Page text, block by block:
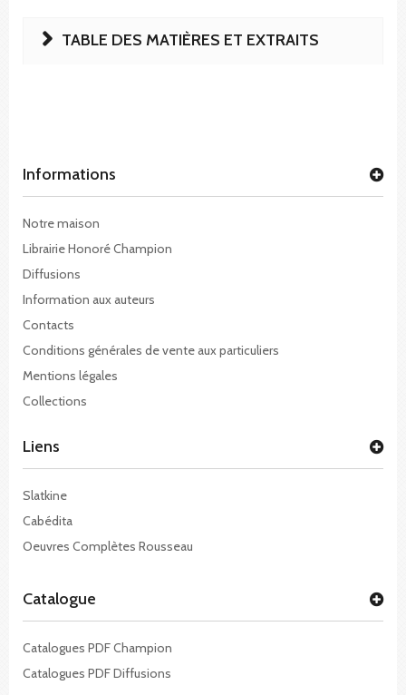
TABLE DES MATIÈRES ET EXTRAITS
Informations
Notre maison
Librairie Honoré Champion
Diffusions
Information aux auteurs
Contacts
Conditions générales de vente aux particuliers
Mentions légales
Collections
Liens
Slatkine
Cabédita
Oeuvres Complètes Rousseau
Catalogue
Catalogues PDF Champion
Catalogues PDF Diffusions